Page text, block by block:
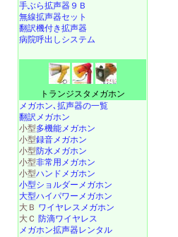
手ぶら拡声器９Ｂ
無線拡声器セット
翻訳機付き拡声器
病院呼出しシステム
トランジスタメガホン
メガホン､拡声器の一覧
翻訳メガホン
小型多機能メガホン
小型録音メガホン
小型防水メガホン
小型非常用メガホン
小型ハンドメガホン
小型ショルダーメガホン
大型ハイパワーメガホン
大Ｂ ワイヤレスメガホン
大Ｃ 防滴ワイヤレス
メガホン拡声器レンタル